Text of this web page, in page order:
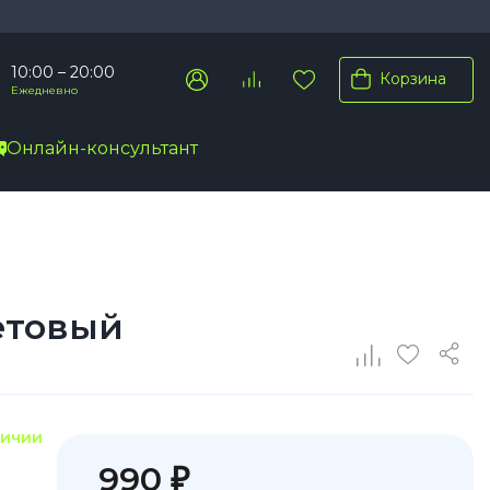
10:00 – 20:00
Ежедневно
Корзина
Онлайн-консультант
Max
990 ₽